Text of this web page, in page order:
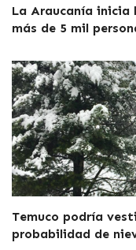
La Araucanía inicia
más de 5 mil
Temuco podría
probabilidad de